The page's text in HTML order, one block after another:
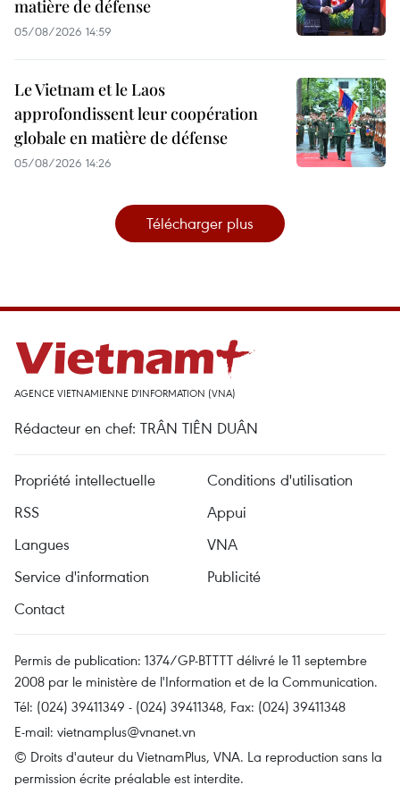
matière de défense
05/08/2026 14:59
Le Vietnam et le Laos
approfondissent leur coopération
globale en matière de défense
05/08/2026 14:26
Télécharger plus
AGENCE VIETNAMIENNE D'INFORMATION (VNA)
Rédacteur en chef: TRÂN TIÊN DUÂN
Propriété intellectuelle
Conditions d'utilisation
RSS
Appui
Langues
VNA
Service d'information
Publicité
Contact
Permis de publication: 1374/GP-BTTTT délivré le 11 septembre
2008 par le ministère de l'Information et de la Communication.
Tél: (024) 39411349 - (024) 39411348, Fax: (024) 39411348
E-mail: vietnamplus@vnanet.vn
© Droits d'auteur du VietnamPlus, VNA. La reproduction sans la
permission écrite préalable est interdite.